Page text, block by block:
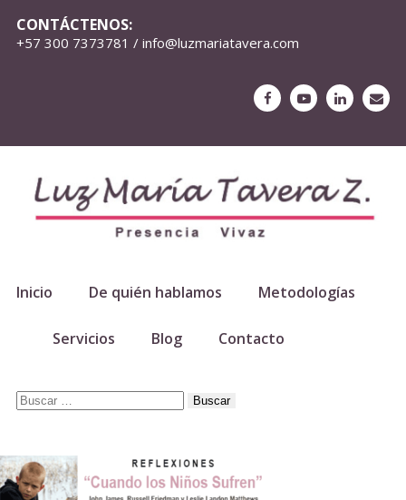
CONTÁCTENOS:
+57 300 7373781 / info@luzmariatavera.com
Inicio De quién hablamos Metodologías
Servicios Blog Contacto
Buscar: